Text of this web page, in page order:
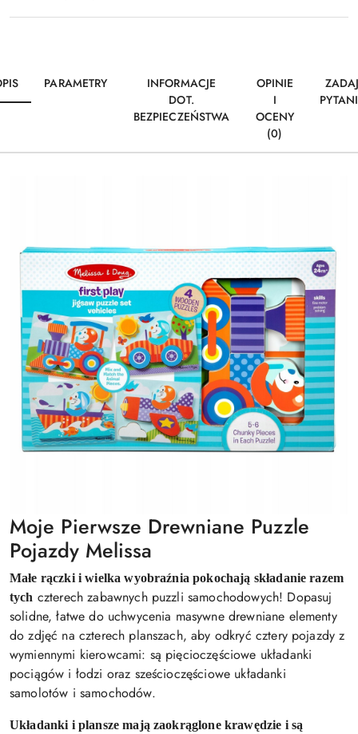
PARAMETRY
INFORMACJE
DOT.
BEZPIECZEŃSTWA
OPINIE
I
OCENY
(0)
Moje Pierwsze Drewniane Puzzle
Pojazdy Melissa
Małe rączki i wielka wyobraźnia pokochają składanie razem
tych czterech zabawnych puzzli samochodowych! Dopasuj
solidne, łatwe do uchwycenia masywne drewniane elementy
do zdjęć na czterech planszach, aby odkryć cztery pojazdy z
wymiennymi kierowcami: są pięcioczęściowe układanki
pociągów i łodzi oraz sześcioczęściowe układanki
samolotów i samochodów.
Układanki i plansze mają zaokrąglone krawędzie i są